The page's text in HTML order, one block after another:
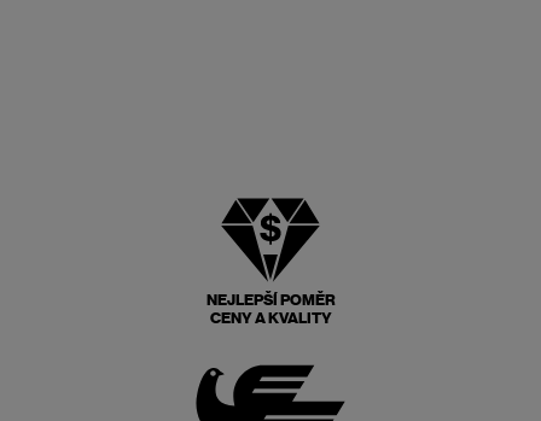
NEJLEPŠÍ POMĚR
CENY A KVALITY